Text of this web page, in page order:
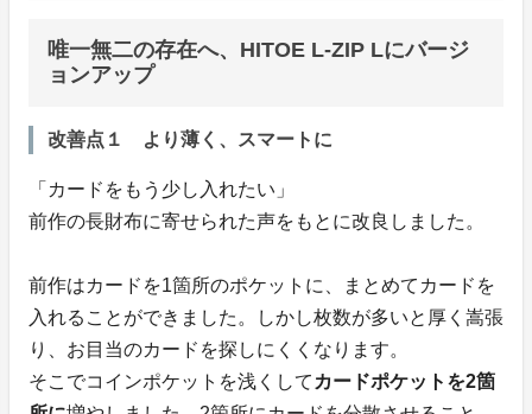
唯一無二の存在へ、HITOE L-ZIP Lにバージ
ョンアップ
改善点１ より薄く、スマートに
「カードをもう少し入れたい」
前作の長財布に寄せられた声をもとに改良しました。
前作はカードを1箇所のポケットに、まとめてカードを
入れることができました。しかし枚数が多いと厚く嵩張
り、お目当のカードを探しにくくなります。
そこでコインポケットを浅くして カードポケットを2箇